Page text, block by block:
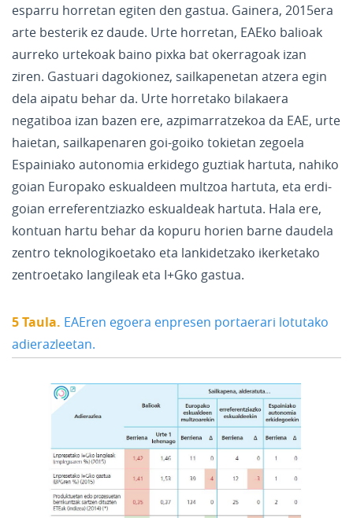
esparru horretan egiten den gastua. Gainera, 2015era
arte besterik ez daude. Urte horretan, EAEko balioak
aurreko urtekoak baino pixka bat okerragoak izan
ziren. Gastuari dagokionez, sailkapenetan atzera egin
dela aipatu behar da. Urte horretako bilakaera
negatiboa izan bazen ere, azpimarratzekoa da EAE, urte
haietan, sailkapenaren goi-goiko tokietan zegoela
Espainiako autonomia erkidego guztiak hartuta, nahiko
goian Europako eskualdeen multzoa hartuta, eta erdi-
goian erreferentziazko eskualdeak hartuta. Hala ere,
kontuan hartu behar da kopuru horien barne daudela
zentro teknologikoetako eta lankidetzako ikerketako
zentroetako langileak eta I+Gko gastua.
5 Taula. EAEren egoera enpresen portaerari lotutako
adierazleetan.